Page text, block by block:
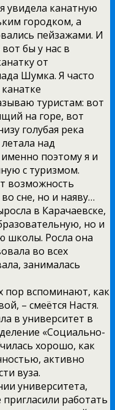
увидела канатную
городком, а
пейзажами. И
бы у нас в
от
Шумка. Я часто
туристам: вот
на горе, вот
голубая река
над
поэтому я и
с туризмом.
возможность
сне, но и наяву…
в Карачаевске,
но и
школы. Росла она
во всех
занималась
пор вспоминают, как
– смеётся Настя.
в университет в
«Социально-
хорошо, как
активно
вуза.
университета,
работать